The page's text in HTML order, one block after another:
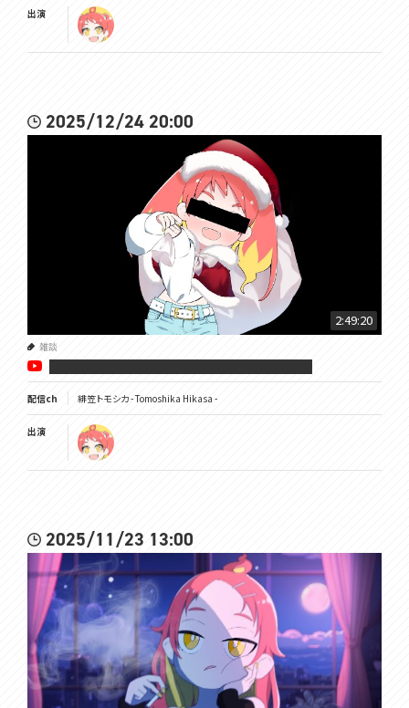
出演
2025/12/24 20:00
2:49:20
雑談
██████████████████
配信ch 緋笠トモシカ - Tomoshika Hikasa -
出演
2025/11/23 13:00